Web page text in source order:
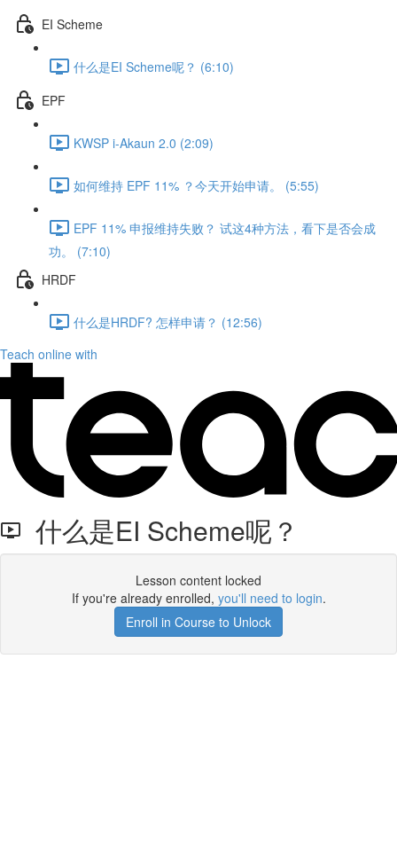
EI Scheme
什么是EI Scheme呢？ (6:10)
EPF
KWSP i-Akaun 2.0 (2:09)
如何维持 EPF 11% ？今天开始申请。 (5:55)
EPF 11% 申报维持失败？ 试这4种方法，看下是否会成
功。 (7:10)
HRDF
什么是HRDF? 怎样申请？ (12:56)
Teach online with
什么是EI Scheme呢？
Lesson content locked
If you're already enrolled, you'll need to login.
Enroll in Course to Unlock